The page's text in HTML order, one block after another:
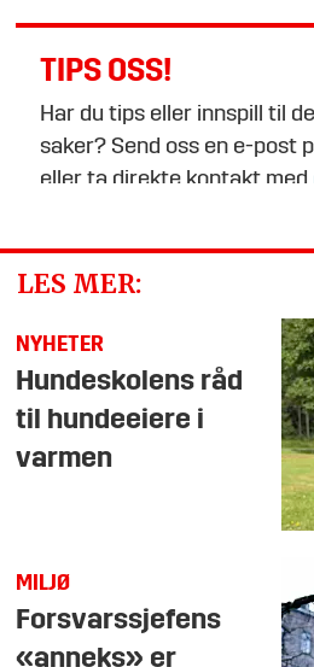
TIPS OSS!
Har du tips eller innspill til
saker? Send oss en e-post
eller ta direkte kontakt med
LES MER:
NYHETER
Hundeskolens råd
til hundeeiere i
varmen
MILJØ
Forsvarssjefens
«anneks» er